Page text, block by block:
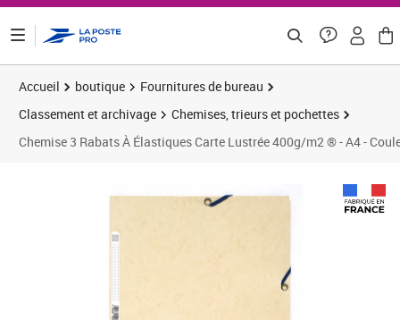
Accueil boutique
Fournitures de bureau
Classement et archivage
Chemises, trieurs et pochettes
Chemise 3 Rabats À Élastiques Carte Lustrée 400g/m2 ® - A4 -